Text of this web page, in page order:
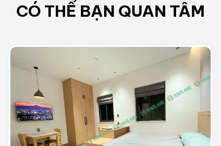
CÓ THỂ BẠN QUAN TÂM